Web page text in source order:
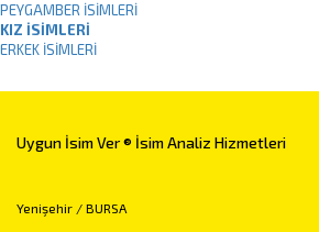
PEYGAMBER İSIMLERI
KIZ İSIMLERI
ERKEK İSIMLERI
Uygun İsim Ver ® İsim Analiz Hizmetleri
Yenişehir / BURSA